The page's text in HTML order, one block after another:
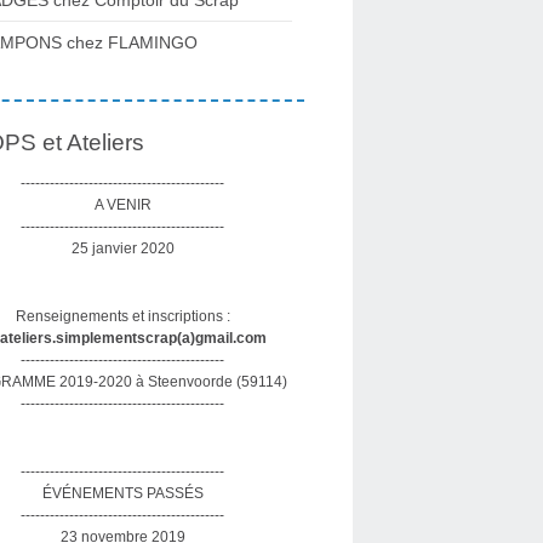
chez FLAMINGO
et Ateliers
------------------------------------------
A VENIR
------------------------------------------
25 janvier 2020
Renseignements et inscriptions :
------------------------------------------
2019-2020 à Steenvoorde (59114)
------------------------------------------
------------------------------------------
ÉVÉNEMENTS PASSÉS
------------------------------------------
23 novembre 2019